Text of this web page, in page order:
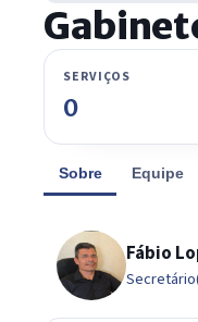
SERVIÇOS
0
Sobre Equipe
Fábio